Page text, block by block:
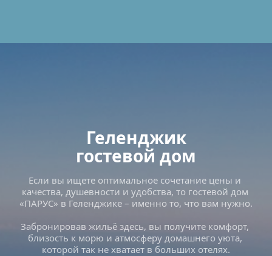
Геленджик
гостевой дом
Если вы ищете оптимальное сочетание цены и
качества, душевности и удобства, то гостевой дом
Забронировав жильё здесь, вы получите комфорт,
близость к морю и атмосферу домашнего уюта,
которой так не хватает в больших отелях.